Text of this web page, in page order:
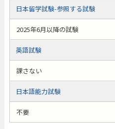
日本留学試験-参照する試験
2025年6月以降の試験
英語試験
課さない
日本語能力試験
不要